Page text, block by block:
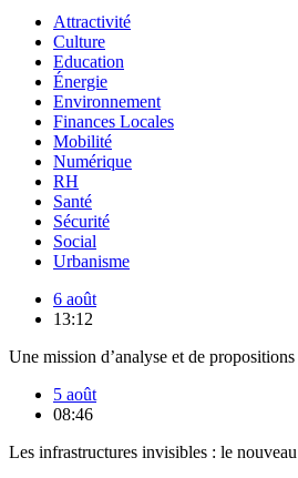
Attractivité
Culture
Education
Énergie
Environnement
Finances Locales
Mobilité
Numérique
RH
Santé
Sécurité
Social
Urbanisme
6 août
13:12
Une mission d’analyse et de propositions
5 août
08:46
Les infrastructures invisibles : le